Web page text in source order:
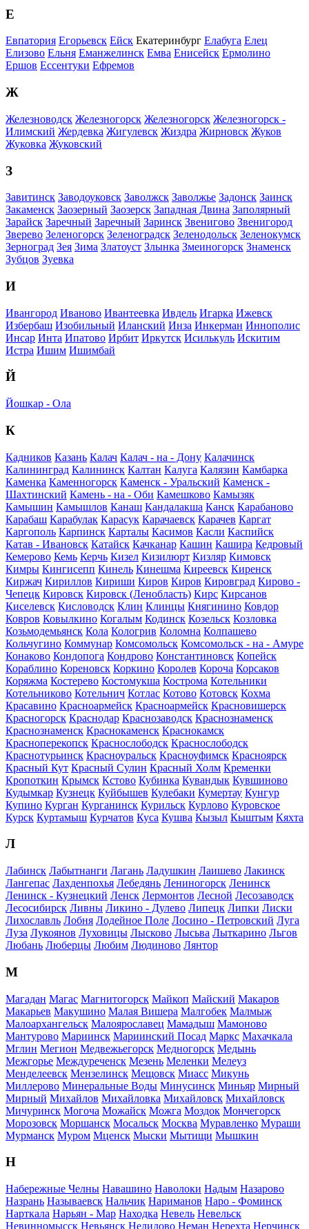
Е
Евпатория Егорьевск Ейск Екатеринбург Елабуга Елец
Елизово Ельня Еманжелинск Емва Енисейск Ермолино
Ершов Ессентуки Ефремов
Ж
Железноводск Железногорск Железногорск Железногорск -
Илимский Жердевка Жигулевск Жиздра Жирновск Жуков
Жуковка Жуковский
З
Завитинск Заводоуковск Заволжск Заволжье Задонск Заинск
Закаменск Заозерный Заозерск Западная Двина Заполярный
Зарайск Заречный Заречный Заринск Звенигово Звенигород
Зверево Зеленогорск Зеленоградск Зеленодольск Зеленокумск
Зерноград Зея Зима Златоуст Злынка Змеиногорск Знаменск
Зубцов Зуевка
И
Ивангород Иваново Ивантеевка Ивдель Игарка Ижевск
Избербаш Изобильный Иланский Инза Инкерман Иннополис
Инсар Инта Ипатово Ирбит Иркутск Исилькуль Искитим
Истра Ишим Ишимбай
Й
Йошкар - Ола
К
Кадников Казань Калач Калач - на - Дону Калачинск
Калининград Калининск Калтан Калуга Калязин Камбарка
Каменка Каменногорск Каменск - Уральский Каменск -
Шахтинский Камень - на - Оби Камешково Камызяк
Камышин Камышлов Канаш Кандалакша Канск Карабаново
Карабаш Карабулак Карасук Карачаевск Карачев Каргат
Каргополь Карпинск Карталы Касимов Касли Каспийск
Катав - Ивановск Катайск Качканар Кашин Кашира Кедровый
Кемерово Кемь Керчь Кизел Кизилюрт Кизляр Кимовск
Кимры Кингисепп Кинель Кинешма Киреевск Киренск
Киржач Кириллов Кириши Киров Киров Кировград Кирово -
Чепецк Кировск Кировск (Ленобласть) Кирс Кирсанов
Киселевск Кисловодск Клин Клинцы Княгинино Ковдор
Ковров Ковылкино Когалым Кодинск Козельск Козловка
Козьмодемьянск Кола Кологрив Коломна Колпашево
Кольчугино Коммунар Комсомольск Комсомольск - на - Амуре
Конаково Кондопога Кондрово Константиновск Копейск
Кораблино Кореновск Коркино Королев Короча Корсаков
Коряжма Костерево Костомукша Кострома Котельники
Котельниково Котельнич Котлас Котово Котовск Кохма
Красавино Красноармейск Красноармейск Красновишерск
Красногорск Краснодар Краснозаводск Краснознаменск
Краснознаменск Краснокаменск Краснокамск
Красноперекопск Краснослободск Краснослободск
Краснотурьинск Красноуральск Красноуфимск Красноярск
Красный Кут Красный Сулин Красный Холм Кременки
Кропоткин Крымск Кстово Кубинка Кувандык Кувшиново
Кудымкар Кузнецк Куйбышев Кулебаки Кумертау Кунгур
Купино Курган Курганинск Курильск Курлово Куровское
Курск Куртамыш Курчатов Куса Кушва Кызыл Кыштым Кяхта
Л
Лабинск Лабытнанги Лагань Ладушкин Лаишево Лакинск
Лангепас Лахденпохья Лебедянь Лениногорск Ленинск
Ленинск - Кузнецкий Ленск Лермонтов Лесной Лесозаводск
Лесосибирск Ливны Ликино - Дулево Липецк Липки Лиски
Лихославль Лобня Лодейное Поле Лосино - Петровский Луга
Луза Лукоянов Луховицы Лысково Лысьва Лыткарино Льгов
Любань Люберцы Любим Людиново Лянтор
М
Магадан Магас Магнитогорск Майкоп Майский Макаров
Макарьев Макушино Малая Вишера Малгобек Малмыж
Малоархангельск Малоярославец Мамадыш Мамоново
Мантурово Мариинск Мариинский Посад Маркс Махачкала
Мглин Мегион Медвежьегорск Медногорск Медынь
Межгорье Междуреченск Мезень Меленки Мелеуз
Менделеевск Мензелинск Мещовск Миасс Микунь
Миллерово Минеральные Воды Минусинск Миньяр Мирный
Мирный Михайлов Михайловка Михайловск Михайловск
Мичуринск Могоча Можайск Можга Моздок Мончегорск
Морозовск Моршанск Мосальск Москва Муравленко Мураши
Мурманск Муром Мценск Мыски Мытищи Мышкин
Н
Набережные Челны Навашино Наволоки Надым Назарово
Назрань Называевск Нальчик Нариманов Наро - Фоминск
Нарткала Нарьян - Мар Находка Невель Невельск
Невинномысск Невьянск Нелидово Неман Нерехта Нерчинск